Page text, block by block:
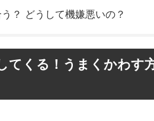
？ どうして機嫌悪いの？
てくる！うまくかわす